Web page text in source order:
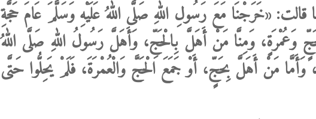
«خَرَجْنَا ‌مَعَ ‌رَسُولِ ‌اللهِ ‌صَلَّى ‌اللهُ ‌عَلَيْهِ ‌وَسَلَّمَ ‌عَامَ ‌حَجَّةِ
وَعُمْرَةٍ، وَمِنَّا مَنْ أَهَلَّ بِالْحَجِّ، وَأَهَلَّ رَسُولُ اللهِ صَلَّى اللهُ
مَنْ أَهَلَّ بِحَجٍّ، أَوْ جَمَعَ الْحَجَّ وَالْعُمْرَةَ، فَلَمْ يَحِلُّوا حَتَّى